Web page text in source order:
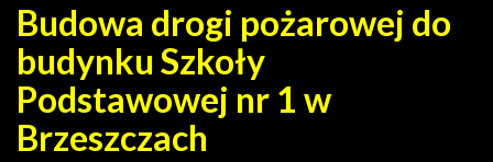
Budowa drogi pożarowej do
budynku Szkoły
Podstawowej nr 1 w
Brzeszczach